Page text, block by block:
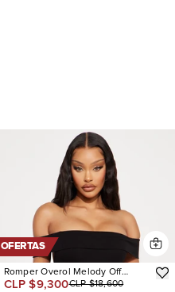
OFERTAS
Romper Overol Melody Off
Shoulder Ribbed
CLP $9,300CLP $18,600